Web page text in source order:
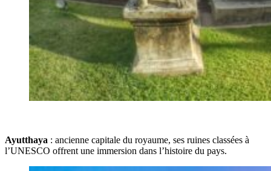
Ayutthaya : ancienne capitale du royaume, ses ruines classées à
l’UNESCO offrent une immersion dans l’histoire du pays.